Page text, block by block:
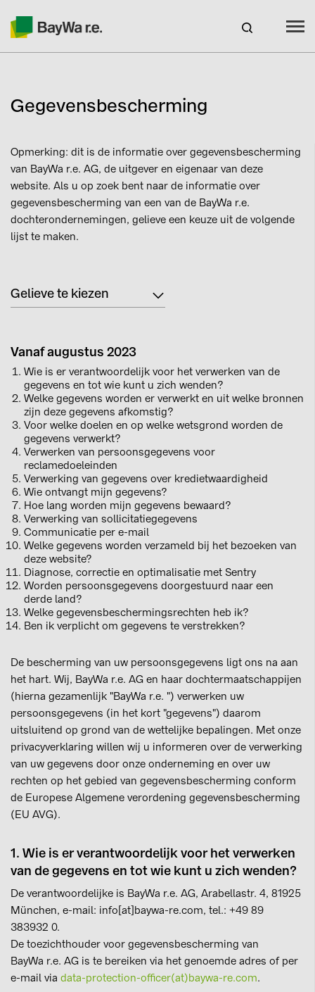
CARRIÈRE
Producten
Service
Huidige promoties
Gegevensbescherming
Opmerking: dit is de informatie over gegevensbescherming
van BayWa r.e. AG, de uitgever en eigenaar van deze
website. Als u op zoek bent naar de informatie over
gegevensbescherming van een van de BayWa r.e.
dochterondernemingen, gelieve een keuze uit de volgende
lijst te maken.
Gelieve te kiezen
Vanaf augustus 2023
Wie is er verantwoordelijk voor het verwerken van de
gegevens en tot wie kunt u zich wenden?
Welke gegevens worden er verwerkt en uit welke bronnen
zijn deze gegevens afkomstig?
Voor welke doelen en op welke wetsgrond worden de
gegevens verwerkt?
Verwerken van persoonsgegevens voor
reclamedoeleinden
Verwerking van gegevens over kredietwaardigheid
Wie ontvangt mijn gegevens?
Hoe lang worden mijn gegevens bewaard?
Verwerking van sollicitatiegegevens
Communicatie per e-mail
Welke gegevens worden verzameld bij het bezoeken van
deze website?
Diagnose, correctie en optimalisatie met Sentry
Worden persoonsgegevens doorgestuurd naar een
derde land?
Welke gegevensbeschermingsrechten heb ik?
Ben ik verplicht om gegevens te verstrekken?
De bescherming van uw persoonsgegevens ligt ons na aan
het hart. Wij, BayWa r.e. AG en haar dochtermaatschappijen
(hierna gezamenlijk "BayWa r.e. ") verwerken uw
persoonsgegevens (in het kort "gegevens") daarom
uitsluitend op grond van de wettelijke bepalingen. Met onze
privacyverklaring willen wij u informeren over de verwerking
van uw gegevens door onze onderneming en over uw
rechten op het gebied van gegevensbescherming conform
de Europese Algemene verordening gegevensbescherming
(EU AVG).
1. Wie is er verantwoordelijk voor het verwerken
van de gegevens en tot wie kunt u zich wenden?
De verantwoordelijke is BayWa r.e. AG, Arabellastr. 4, 81925
München, e-mail: info[at]baywa-re.com, tel.: +49 89
383932 0.
De toezichthouder voor gegevensbescherming van
BayWa r.e. AG is te bereiken via het genoemde adres of per
e-mail via data-protection-officer(at)baywa-re.com.